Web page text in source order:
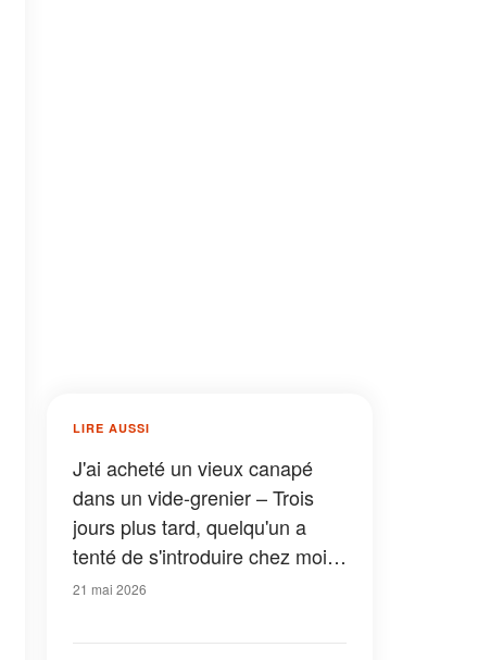
LIRE AUSSI
J'ai acheté un vieux canapé
dans un vide-grenier – Trois
jours plus tard, quelqu'un a
tenté de s'introduire chez moi
pour le retrouver
21 mai 2026